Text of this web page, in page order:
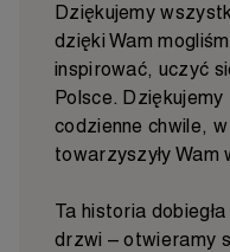
Dziękujemy
dzięki Wam
inspirować, uczyć
Polsce.
codzienne chwile,
towarzyszyły Wam
Ta historia
drzwi – otwieramy